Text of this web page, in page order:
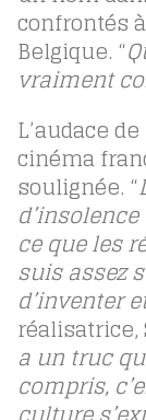
confrontés
Belgique. “
vraiment
L’audace
cinéma
soulignée. “
ce que les
suis assez
d’inventer
réalisatrice,
a un truc
compris,